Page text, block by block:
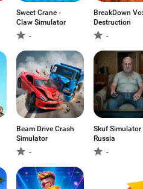
Sweet Crane -
Claw Simulator
-
BreakDown
Destruction
-
Beam Drive Crash
Simulator
-
Skuf Simulator
Russia
-